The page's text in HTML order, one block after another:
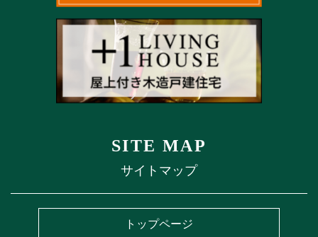
SITE MAP
サイトマップ
トップページ